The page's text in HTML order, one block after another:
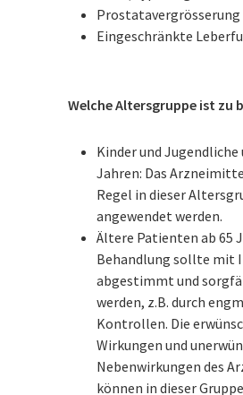
Prostatavergrösserung
Eingeschränkte
Welche Altersgruppe ist zu
Kinder und Jugendliche
Jahren: Das
Regel in dieser
angewendet werden.
Ältere Patienten ab 65
Behandlung sollte mit
abgestimmt und
werden, z.B. durch
Kontrollen. Die
Wirkungen und
Nebenwirkungen des
können in dieser